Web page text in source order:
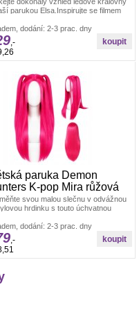
parukou Elsa.Inspirujte se filmem
dodání: 2-3 prac. dny
,-
paruka Demon
K-pop Mira růžová
svou malou slečnu v odvážnou
hrdinku s touto úchvatnou
dodání: 2-3 prac. dny
,-